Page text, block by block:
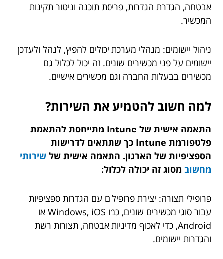
אבטחה, הגדרת הגדרות, פריסת תוכנה וניטור תקינות
המכשיר.
ניהול יישומים: מנהלי מערכת יכולים להפיץ, לנהל ולעדכן
יישומים על פני מכשירים שונים. זה יכול לכלול גם
מכשירים בבעלות החברה וגם מכשירים אישיים.
למה חשוב להטמיע את השירות?
התאמה אישית של Intune מתייחסת להתאמת
פלטפורמת Intune כך שתתאים לדרישות
הספציפיות של הארגון. התאמה אישית של שירותי
מחשוב מסוג זה יכולה לכלול:
פרופילי תצורה: יצירת פרופילים עם הגדרות ספציפיות
עבור סוגי מכשירים שונים, כמו Windows, iOS או
Android, כדי לאכוף מדיניות אבטחה, תצורות רשת
והגדרות יישומים.